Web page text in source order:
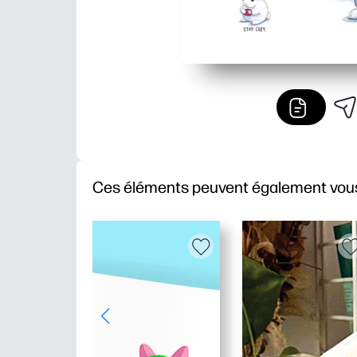
Ces éléments peuvent également